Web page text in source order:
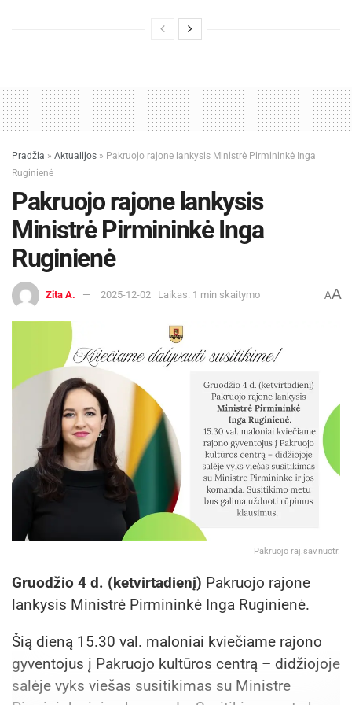
Pradžia » Aktualijos » Pakruojo rajone lankysis Ministrė Pirmininkė Inga
Ruginienė
Pakruojo rajone lankysis
Ministrė Pirmininkė Inga
Ruginienė
Zita A. 2025-12-02 Laikas: 1 min skaitymo AA
Pakruojo raj.sav.nuotr.
Gruodžio 4 d. (ketvirtadienį) Pakruojo rajone
lankysis Ministrė Pirmininkė Inga Ruginienė.
Šią dieną 15.30 val. maloniai kviečiame rajono
gyventojus į Pakruojo kultūros centrą – didžiojoje
salėje vyks viešas susitikimas su Ministre